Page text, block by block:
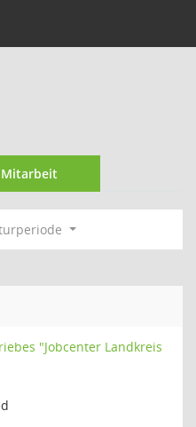
Mitarbeit
"Jobcenter Landkreis